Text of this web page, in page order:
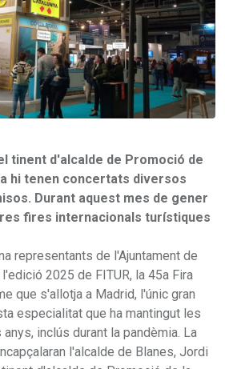
tinent d'alcalde de Promoció de
hi tenen concertats diversos
Durant aquest mes de gener
fires internacionals turístiques
representants de l'Ajuntament de
2025 de FITUR, la 45a Fira
que s'allotja a Madrid, l'únic gran
especialitat que ha mantingut les
inclús durant la pandèmia. La
l'alcalde de Blanes, Jordi